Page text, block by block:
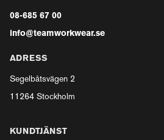
08-685 67 00
info@teamworkwear.se
ADRESS
Segelbåtsvägen 2
11264 Stockholm
KUNDTJÄNST